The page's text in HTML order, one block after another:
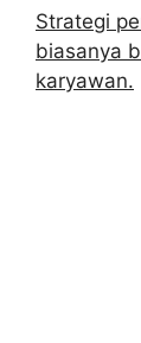
Strategi
biasanya
karyawan.